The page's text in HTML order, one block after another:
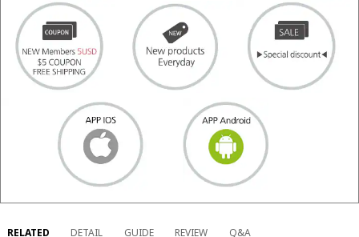
RELATED DETAIL GUIDE REVIEW Q&A